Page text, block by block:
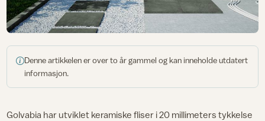
Denne artikkelen er over to år gammel og kan inneholde utdatert
informasjon.
Golvabia har utviklet keramiske fliser i 20 millimeters tykkelse